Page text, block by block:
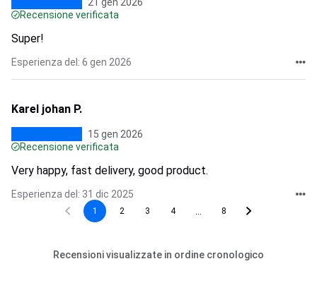
Recensione verificata
Super!
Esperienza del: 6 gen 2026
Karel johan P.
15 gen 2026
Recensione verificata
Very happy, fast delivery, good product.
Esperienza del: 31 dic 2025
1 2 3 4 8
Recensioni visualizzate in ordine cronologico